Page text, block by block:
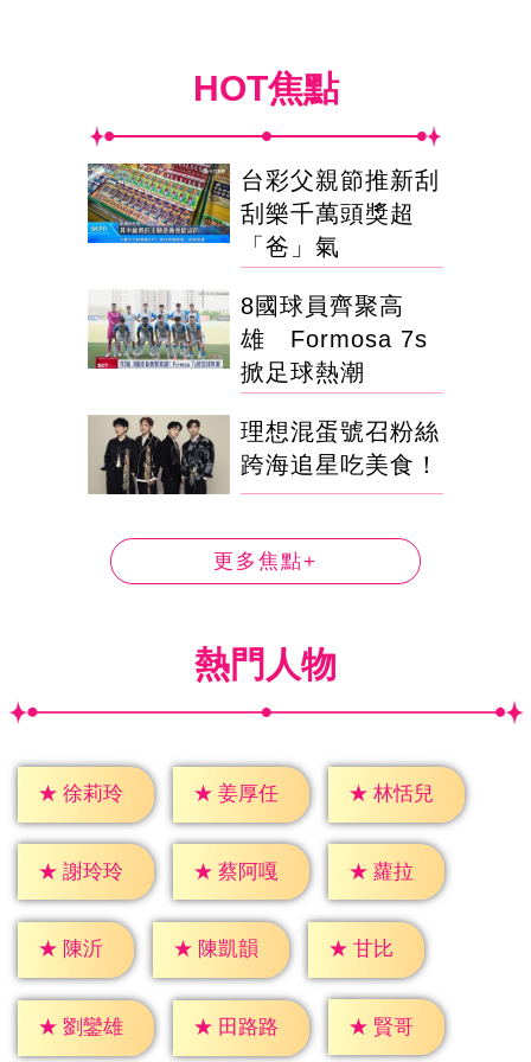
HOT焦點
台彩父親節推新刮
刮樂千萬頭獎超
「爸」氣
8國球員齊聚高
雄 Formosa 7s
掀足球熱潮
理想混蛋號召粉絲
跨海追星吃美食！
更多焦點+
熱門人物
★ 徐莉玲 ★ 姜厚任 ★ 林恬兒
★ 謝玲玲 ★ 蔡阿嘎 ★ 蘿拉
★ 陳沂 ★ 陳凱韻 ★ 甘比
★ 劉鑾雄 ★ 田路路 ★ 賢哥